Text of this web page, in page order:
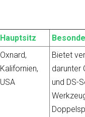
Hauptsitz
Oxnard,
Kalifornien,
USA
Bietet
darunter
und DS-